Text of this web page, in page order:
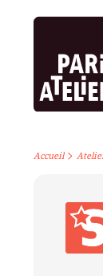
Accueil>